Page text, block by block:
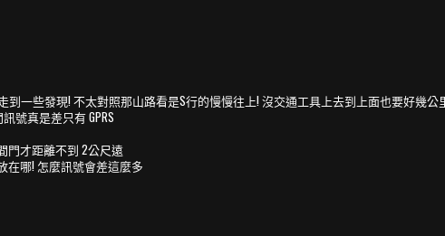
一些發現! 不太對照那山路看是S行的慢慢往上! 沒交通工具上去到上面也要好幾公
號真是差只有 GPRS
門才距離不到 2公尺遠
在哪! 怎麼訊號會差這麼多